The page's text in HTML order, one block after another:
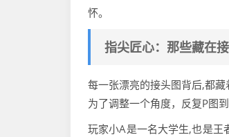
怀。
指尖匠心：那些藏在
每一张漂亮的接头图背后,都
为了调整一个角度，反复P图
玩家小A是一名大学生,也是王